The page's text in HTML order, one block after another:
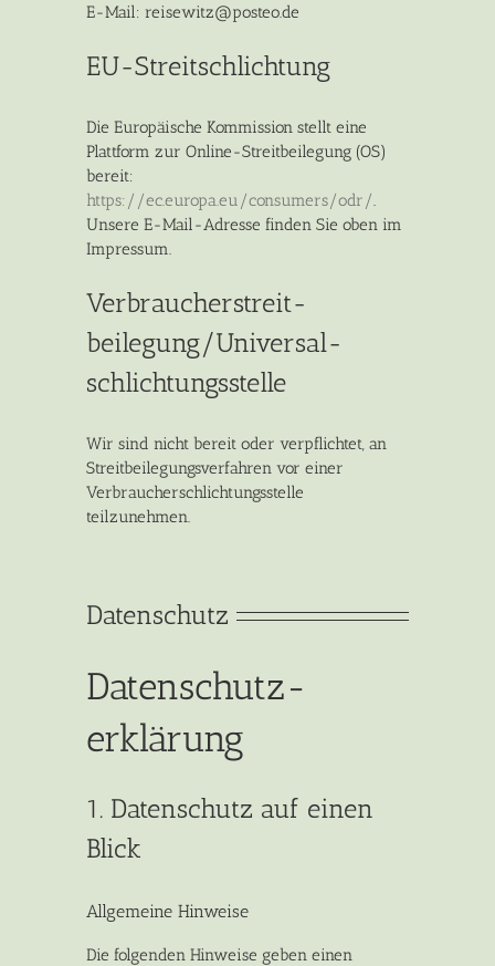
E-Mail: reisewitz@posteo.de
EU-Streitschlichtung
Die Europäische Kommission stellt eine
Plattform zur Online-Streitbeilegung (OS)
bereit:
https://ec.europa.eu/consumers/odr/.
Unsere E-Mail-Adresse finden Sie oben im
Impressum.
Verbraucher­streit­
beilegung/Universal­
schlichtungs­stelle
Wir sind nicht bereit oder verpflichtet, an
Streitbeilegungsverfahren vor einer
Verbraucherschlichtungsstelle
teilzunehmen.
Datenschutz
Datenschutz­
erklärung
1. Datenschutz auf einen
Blick
Allgemeine Hinweise
Die folgenden Hinweise geben einen